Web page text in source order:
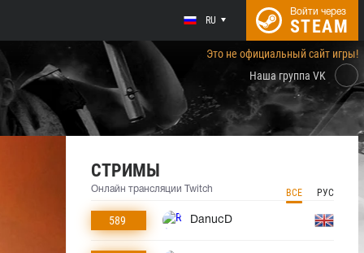
RU
Войти через
STEAM
Это не официальный сайт игры!
Наша группа VK
СТРИМЫ
Онлайн трансляции Twitch ВСЕ РУС
589 DanucD